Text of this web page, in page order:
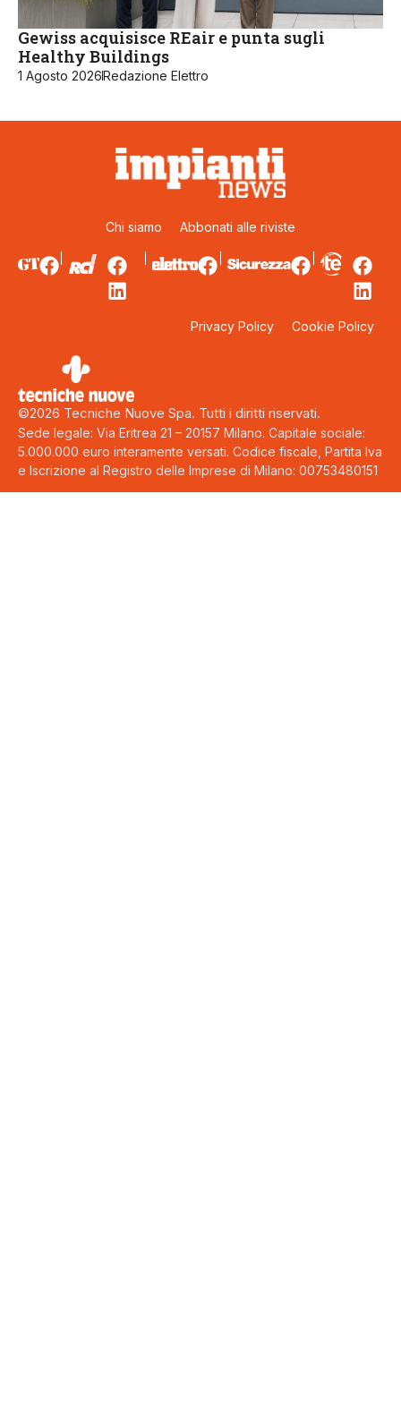
Gewiss acquisisce REair e punta sugli
Healthy Buildings
1 Agosto 2026Redazione Elettro
Chi siamo Abbonati alle riviste
Privacy Policy Cookie Policy
©2026 Tecniche Nuove Spa. Tutti i diritti riservati.
Sede legale: Via Eritrea 21 – 20157 Milano. Capitale sociale:
5.000.000 euro interamente versati. Codice fiscale, Partita Iva
e Iscrizione al Registro delle Imprese di Milano: 00753480151